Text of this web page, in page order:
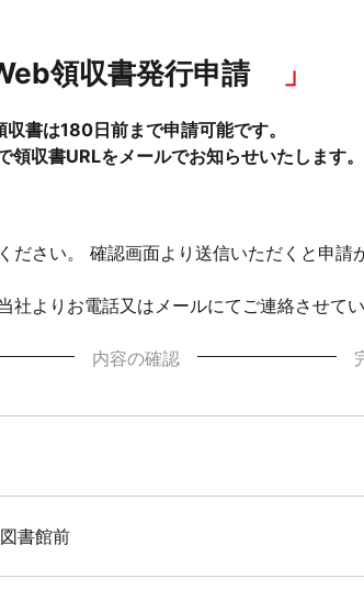
領収書発行申請
書は180日前まで申請可能です。
領収書URLをメールでお知らせいたします。
さい。 確認画面より送信いただくと申請
よりお電話又はメールにてご連絡させて
内容の確認
書館前